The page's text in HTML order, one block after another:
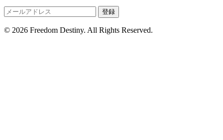
登録
© 2026 Freedom Destiny. All Rights Reserved.